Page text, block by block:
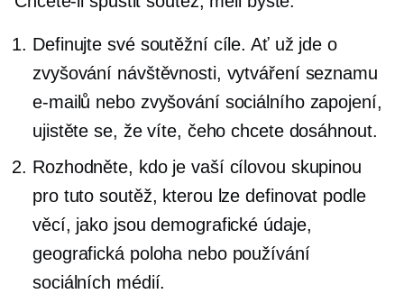
Definujte své soutěžní cíle. Ať už jde o
zvyšování návštěvnosti, vytváření seznamu
e-mailů nebo zvyšování sociálního zapojení,
ujistěte se, že víte, čeho chcete dosáhnout.
Rozhodněte, kdo je vaší cílovou skupinou
pro tuto soutěž, kterou lze definovat podle
věcí, jako jsou demografické údaje,
geografická poloha nebo používání
sociálních médií.